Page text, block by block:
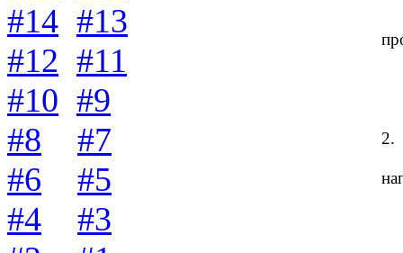
#14 #13
#12 #11
#10 #9
#8
#7
#6
#5
#4
#3
2.